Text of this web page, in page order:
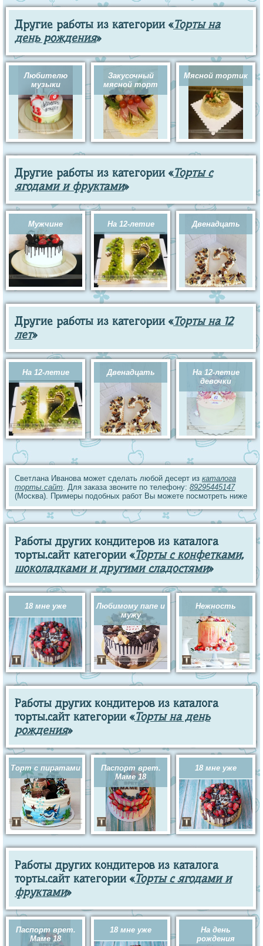
Другие работы из категории «Торты на
день рождения»
Любителю
музыки
Закусочный
мясной торт
Мясной тортик
Другие работы из категории «Торты с
ягодами и фруктами»
Мужчине На 12-летие Двенадцать
Другие работы из категории «Торты на 12
лет»
На 12-летие Двенадцать
На 12-летие
девочки
Светлана Иванова может сделать любой десерт из каталога
торты.сайт . Для заказа звоните по телефону: 89295445147
(Москва). Примеры подобных работ Вы можете посмотреть ниже
Работы других кондитеров из каталога
торты.сайт категории «Торты с конфетками,
шоколадками и другими сладостями»
18 мне уже
Любимому папе и
мужу
Нежность
Работы других кондитеров из каталога
торты.сайт категории «Торты на день
рождения»
Торт с пиратами
Паспорт врет.
Маме 18
18 мне уже
Работы других кондитеров из каталога
торты.сайт категории «Торты с ягодами и
фруктами»
Паспорт врет.
Маме 18
18 мне уже
На день
рождения